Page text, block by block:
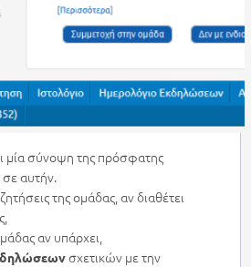
μία σύνοψη της πρόσφατης
αυτήν.
της ομάδας, αν διαθέτει
αν υπάρχει,
σχετικών με την